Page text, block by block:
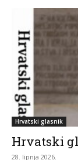
Hrvatski glasnik
Hrvatski
28. lipnja 2026.